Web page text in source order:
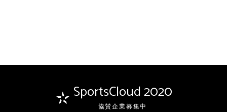
SportsCloud 2020
協賛企業募集中